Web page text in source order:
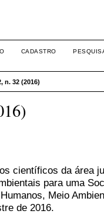
CADASTRO
n. 32 (2016)
científicos da área
para uma
Meio
de 2016.